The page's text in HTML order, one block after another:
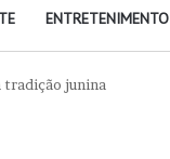
ENTRETENIMENTO
tradição junina